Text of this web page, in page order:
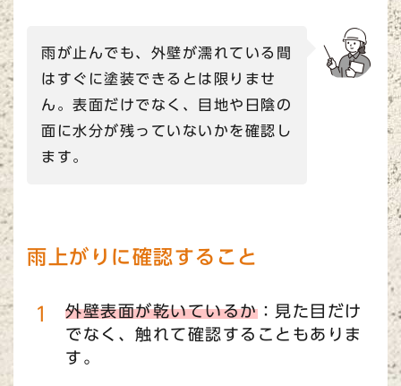
雨が止んでも、外壁が濡れている間
はすぐに塗装できるとは限りませ
ん。表面だけでなく、目地や日陰の
面に水分が残っていないかを確認し
ます。
雨上がりに確認すること
外壁表面が乾いているか：見た目だけ
でなく、触れて確認することもありま
す。